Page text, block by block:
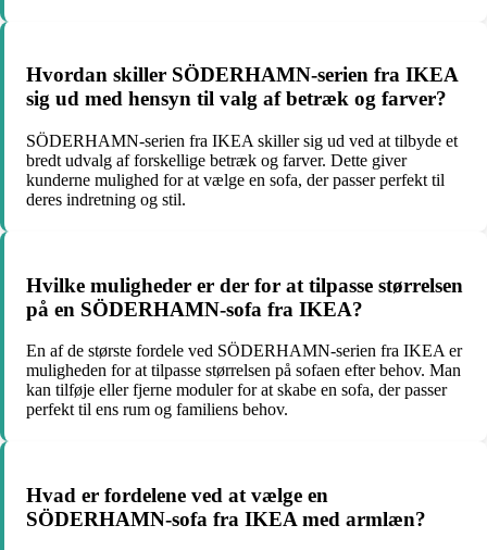
Hvordan skiller SÖDERHAMN-serien fra IKEA
sig ud med hensyn til valg af betræk og farver?
SÖDERHAMN-serien fra IKEA skiller sig ud ved at tilbyde et
bredt udvalg af forskellige betræk og farver. Dette giver
kunderne mulighed for at vælge en sofa, der passer perfekt til
deres indretning og stil.
Hvilke muligheder er der for at tilpasse størrelsen
på en SÖDERHAMN-sofa fra IKEA?
En af de største fordele ved SÖDERHAMN-serien fra IKEA er
muligheden for at tilpasse størrelsen på sofaen efter behov. Man
kan tilføje eller fjerne moduler for at skabe en sofa, der passer
perfekt til ens rum og familiens behov.
Hvad er fordelene ved at vælge en
SÖDERHAMN-sofa fra IKEA med armlæn?